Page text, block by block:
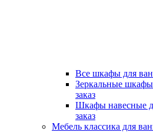
Все шкафы для
Зеркальные
заказ
Шкафы навесные
заказ
Мебель классика для